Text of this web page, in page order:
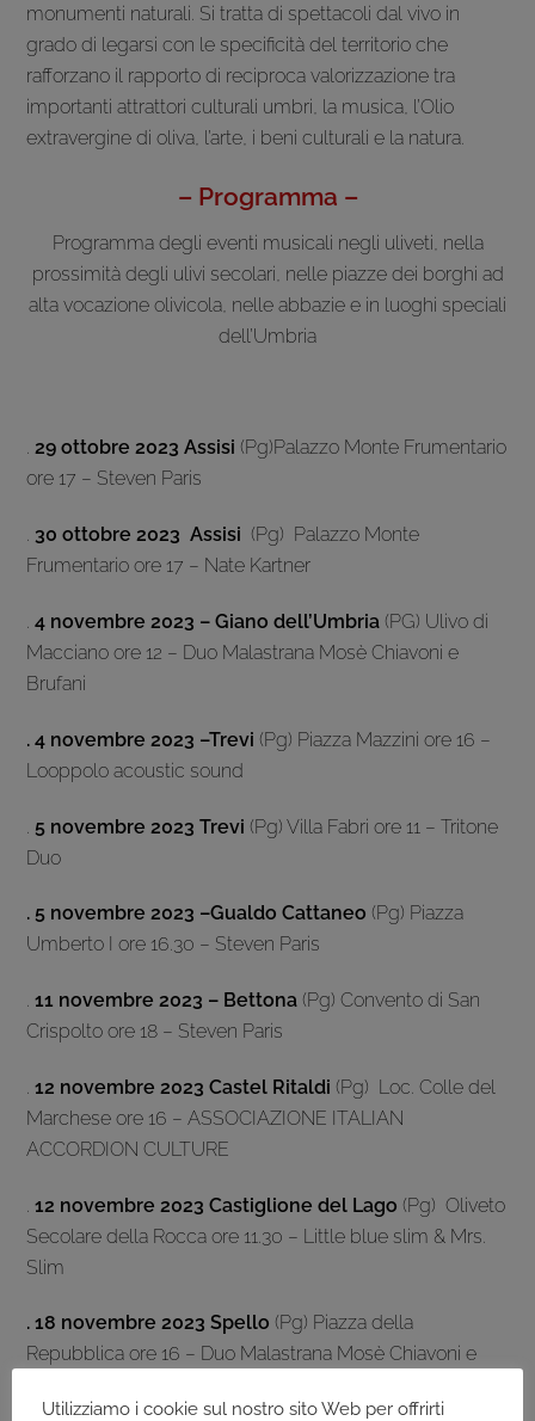
monumenti naturali. Si tratta di spettacoli dal vivo in
grado di legarsi con le specificità del territorio che
rafforzano il rapporto di reciproca valorizzazione tra
importanti attrattori culturali umbri, la musica, l’Olio
extravergine di oliva, l’arte, i beni culturali e la natura.
– Programma –
Programma degli eventi musicali negli uliveti, nella
prossimità degli ulivi secolari, nelle piazze dei borghi ad
alta vocazione olivicola, nelle abbazie e in luoghi speciali
dell’Umbria
.29 ottobre 2023 Assisi (Pg)Palazzo Monte Frumentario
ore 17 – Steven Paris
. 30 ottobre 2023 Assisi (Pg) Palazzo Monte
Frumentario ore 17 – Nate Kartner
.4 novembre 2023 – Giano dell’Umbria (PG) Ulivo di
Macciano ore 12 – Duo Malastrana Mosè Chiavoni e
Brufani
. 4 novembre 2023 –Trevi (Pg) Piazza Mazzini ore 16 –
Looppolo acoustic sound
5 novembre 2023 Trevi (Pg) Villa Fabri ore 11 – Tritone
Duo
. 5 novembre 2023 –Gualdo Cattaneo (Pg) Piazza
Umberto I ore 16.30 – Steven Paris
.11 novembre 2023 – Bettona (Pg) Convento di San
Crispolto ore 18 – Steven Paris
.12 novembre 2023 Castel Ritaldi (Pg) Loc. Colle del
Marchese ore 16 – ASSOCIAZIONE ITALIAN
ACCORDION CULTURE
.12 novembre 2023 Castiglione del Lago (Pg) Oliveto
Secolare della Rocca ore 11.30 – Little blue slim & Mrs.
Slim
. 18 novembre 2023 Spello (Pg) Piazza della
Repubblica ore 16 – Duo Malastrana Mosè Chiavoni e
Utilizziamo i cookie sul nostro sito Web per offrirti